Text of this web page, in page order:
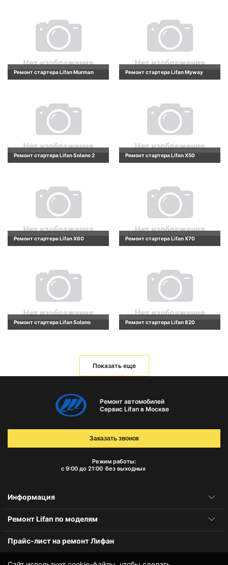
Ремонт стартера Lifan Murman Ремонт стартера Lifan Myway
Ремонт стартера Lifan Solano 2 Ремонт стартера Lifan X50
Ремонт стартера Lifan X60 Ремонт стартера Lifan X70
Ремонт стартера Lifan Solano Ремонт стартера Lifan 820
Показать еще
Ремонт автомобилей
Сервис Lifan в Москве
Режим работы:
с 9:00 до 21:00 без выходных
Заказать звонок
Информация
Ремонт Lifan по моделям
Прайс-лист на ремонт Лифан